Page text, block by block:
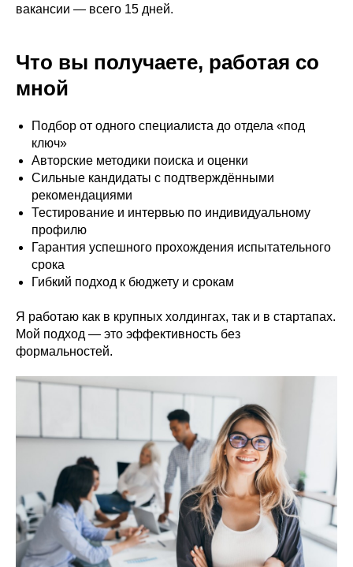
вакансии — всего 15 дней.
Что вы получаете, работая со
мной
Подбор от одного специалиста до отдела «под
ключ»
Авторские методики поиска и оценки
Сильные кандидаты с подтверждёнными
рекомендациями
Тестирование и интервью по индивидуальному
профилю
Гарантия успешного прохождения испытательного
срока
Гибкий подход к бюджету и срокам
Я работаю как в крупных холдингах, так и в стартапах.
Мой подход — это эффективность без
формальностей.